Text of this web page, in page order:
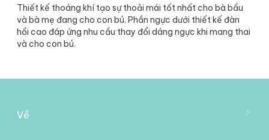
Thiết kế thoáng khí tạo sự thoải mái tốt nhất cho bà bầu
và bà mẹ đang cho con bú. Phần ngực dưới thiết kế đàn
hồi cao đáp ứng nhu cầu thay đổi dáng ngực khi mang thai
và cho con bú.
Về